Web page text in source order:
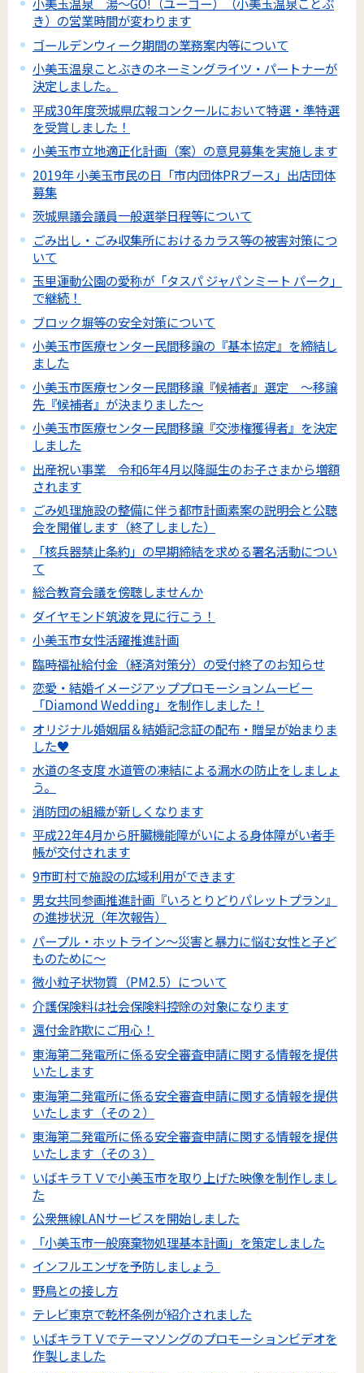
き）の営業時間が変わります
ゴールデンウィーク期間の業務案内等について
小美玉温泉ことぶきのネーミングライツ・パートナーが
決定しました。
平成30年度茨城県広報コンクールにおいて特選・準特選
を受賞しました！
小美玉市立地適正化計画（案）の意見募集を実施します
2019年 小美玉市民の日「市内団体PRブース」出店団体
募集
茨城県議会議員一般選挙日程等について
ごみ出し・ごみ収集所におけるカラス等の被害対策につ
いて
玉里運動公園の愛称が「タスパ ジャパンミート パーク」
で継続！
ブロック塀等の安全対策について
小美玉市医療センター民間移譲の『基本協定』を締結し
ました
小美玉市医療センター民間移譲『候補者』選定 ～移譲
先『候補者』が決まりました～
小美玉市医療センター民間移譲『交渉権獲得者』を決定
しました
出産祝い事業 令和6年4月以降誕生のお子さまから増額
されます
ごみ処理施設の整備に伴う都市計画素案の説明会と公聴
会を開催します（終了しました）
「核兵器禁止条約」の早期締結を求める署名活動につい
て
総合教育会議を傍聴しませんか
ダイヤモンド筑波を見に行こう！
小美玉市女性活躍推進計画
臨時福祉給付金（経済対策分）の受付終了のお知らせ
恋愛・結婚イメージアッププロモーションムービー
「Diamond Wedding」を制作しました！
オリジナル婚姻届＆結婚記念証の配布・贈呈が始まりま
した♥
水道の冬支度 水道管の凍結による漏水の防止をしましょ
う。
消防団の組織が新しくなります
平成22年4月から肝臓機能障がいによる身体障がい者手
帳が交付されます
9市町村で施設の広域利用ができます
男女共同参画推進計画『いろとりどりパレットプラン』
の進捗状況（年次報告）
パープル・ホットライン～災害と暴力に悩む女性と子ど
ものために～
微小粒子状物質（PM2.5）について
介護保険料は社会保険料控除の対象になります
還付金詐欺にご用心！
東海第二発電所に係る安全審査申請に関する情報を提供
いたします
東海第二発電所に係る安全審査申請に関する情報を提供
いたします（その２）
東海第二発電所に係る安全審査申請に関する情報を提供
いたします（その３）
いばキラＴＶで小美玉市を取り上げた映像を制作しまし
た
公衆無線LANサービスを開始しました
「小美玉市一般廃棄物処理基本計画」を策定しました
インフルエンザを予防しましょう
野鳥との接し方
テレビ東京で乾杯条例が紹介されました
いばキラＴＶでテーマソングのプロモーションビデオを
作製しました